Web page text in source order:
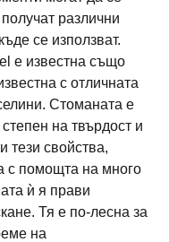
различни
се използват.
е известна също
с отличната
Стоманата е
на твърдост и
тези свойства,
с помощта на много
ѝ я прави
Тя е по-лесна за
на